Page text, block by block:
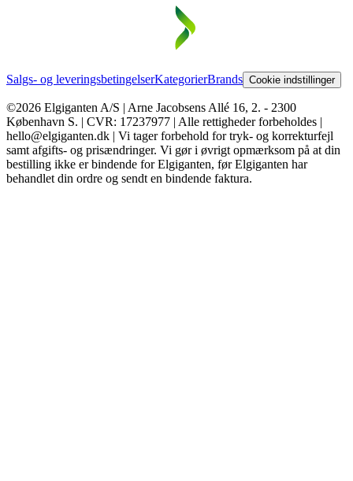
Salgs- og leveringsbetingelserKategorierBrands Cookie indstillinger
©2026 Elgiganten A/S | Arne Jacobsens Allé 16, 2. - 2300
København S. | CVR: 17237977 | Alle rettigheder forbeholdes |
hello@elgiganten.dk | Vi tager forbehold for tryk- og korrekturfejl
samt afgifts- og prisændringer. Vi gør i øvrigt opmærksom på at din
bestilling ikke er bindende for Elgiganten, før Elgiganten har
behandlet din ordre og sendt en bindende faktura.